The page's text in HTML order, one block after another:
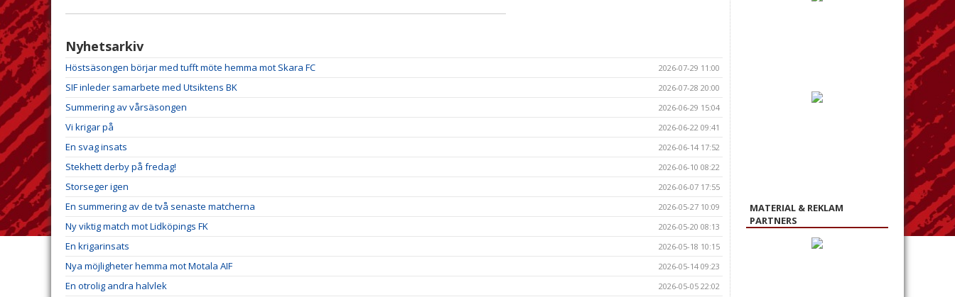
Nyhetsarkiv
Höstsäsongen börjar med tufft möte hemma mot Skara FC 2026-07-29 11:00
SIF inleder samarbete med Utsiktens BK 2026-07-28 20:00
Summering av vårsäsongen 2026-06-29 15:04
Vi krigar på 2026-06-22 09:41
En svag insats 2026-06-14 17:52
Stekhett derby på fredag! 2026-06-10 08:22
Storseger igen 2026-06-07 17:55
En summering av de två senaste matcherna 2026-05-27 10:09
Ny viktig match mot Lidköpings FK 2026-05-20 08:13
En krigarinsats 2026-05-18 10:15
Nya möjligheter hemma mot Motala AIF 2026-05-14 09:23
En otrolig andra halvlek 2026-05-05 22:02
MATERIAL & REKLAM
PARTNERS